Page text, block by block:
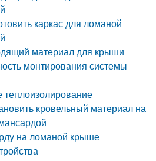
каркас для ломаной
материал для крыши
монтирования системы
теплоизолирование
кровельный материал на
на ломаной крыше